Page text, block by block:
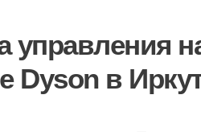
управления
Dyson в